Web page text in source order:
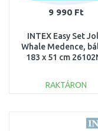
9 990 Ft
INTEX Easy Set
Whale Medence,
183 x 51 cm
RAKTÁRON
Összehasonlítás